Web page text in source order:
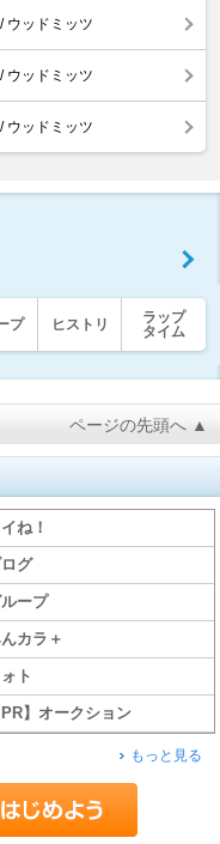
ウッドミッツ
ッドミッツ
ウッドミッツ
プ ヒストリ
ラップ
タイム
ページの先頭へ ▲
ね！
グ
ープ
カラ＋
ト
PR】オークション
もっと見る